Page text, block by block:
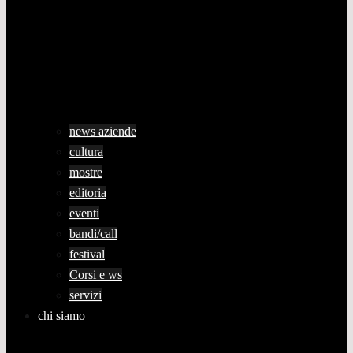
news aziende
cultura
mostre
editoria
eventi
bandi/call
festival
Corsi e ws
servizi
chi siamo